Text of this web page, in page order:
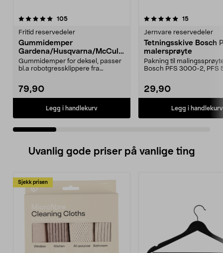
105anmeldelser
Fritid reservedeler
Gummidemper
Gardena/Husqvarna/McCullo
ch/Flymo
Gummidemper for deksel, passer
bl.a robotgressklippere fra
79,90
Legg i handlekurv
5.0 av 5 stjerner 15anmeldelser
Jernvare reservedeler
Tetningsskive Bosch
malersprøyte
Pakning til
Bosch PFS 3000-2, PFS
29,90
Legg i handlekurv
4.5 av 5 stjerner
Uvanlig gode priser på vanlige ting
Sjekk prisen